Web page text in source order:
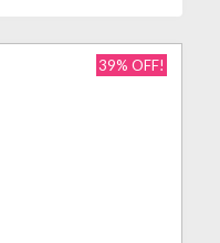
39% OFF!